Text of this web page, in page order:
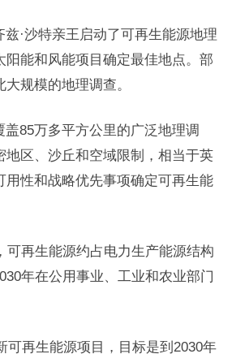
·沙特亲王启动了可再生能源地理
能和风能项目确定最佳地点。部
规模的地理调查。
85万多平方公里的广泛地理调
区、沙丘和空域限制，相当于英
性和战略优先事项确定可再生能
可再生能源约占电力生产能源结构
年在公用事业、工业和农业部门
可再生能源项目，目标是到2030年